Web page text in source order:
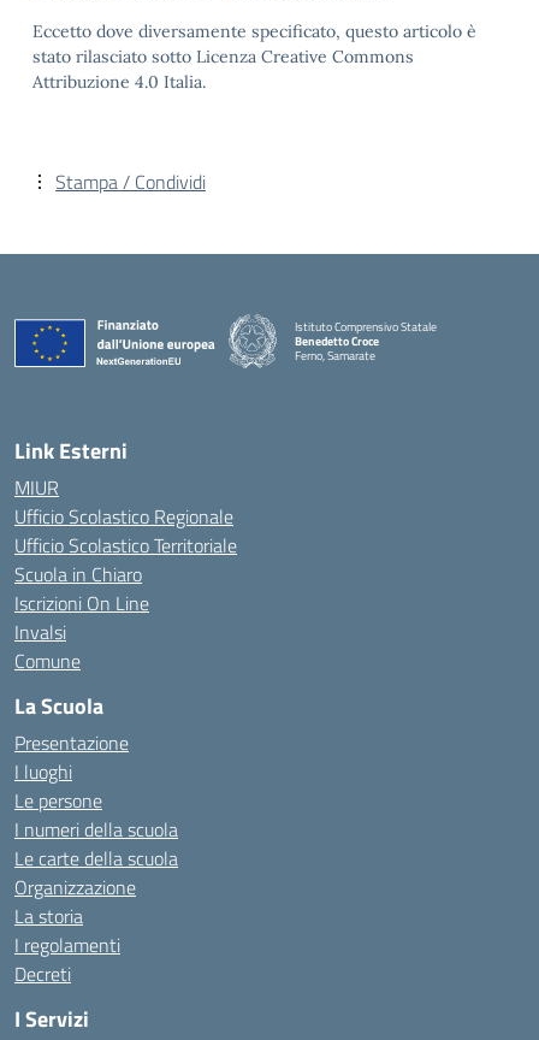
Eccetto dove diversamente specificato, questo articolo è
stato rilasciato sotto Licenza Creative Commons
Attribuzione 4.0 Italia.
Stampa / Condividi
Istituto Comprensivo Statale
Benedetto Croce
Ferno, Samarate
Link Esterni
MIUR
Ufficio Scolastico Regionale
Ufficio Scolastico Territoriale
Scuola in Chiaro
Iscrizioni On Line
Invalsi
Comune
La Scuola
Presentazione
I luoghi
Le persone
I numeri della scuola
Le carte della scuola
Organizzazione
La storia
I regolamenti
Decreti
I Servizi